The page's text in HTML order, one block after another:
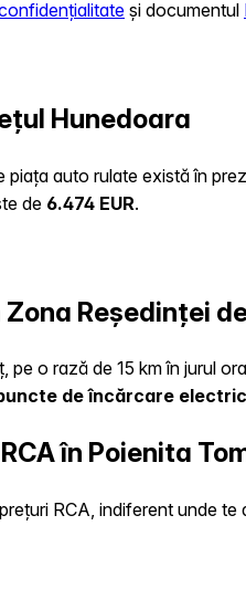
și documentul
Hunedoara
piața auto rulate există în
de 6.474 EUR.
Reședinței
pe o rază de 15 km în jurul
de încărcare
în Poienita
RCA, indiferent unde te